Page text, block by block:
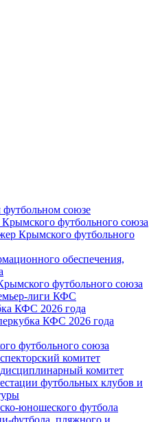
союзе
Крымского футбольного союза
Крымского футбольного
обеспечения,
футбольного союза
лиги КФС
КФС 2026 года
КФС 2026 года
футбольного союза
комитет
комитет
футбольных клубов и
юношеского футбола
футбола, пляжного и